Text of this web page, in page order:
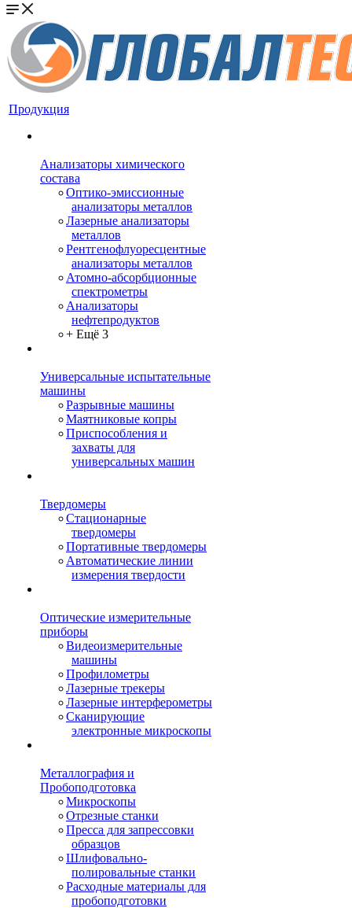
Продукция
Анализаторы химического
состава
Оптико-эмиссионные
анализаторы металлов
Лазерные анализаторы
металлов
Рентгенофлуоресцентные
анализаторы металлов
Атомно-абсорбционные
спектрометры
Анализаторы
нефтепродуктов
+ Ещё 3
Универсальные испытательные
машины
Разрывные машины
Маятниковые копры
Приспособления и
захваты для
универсальных машин
Твердомеры
Стационарные
твердомеры
Портативные твердомеры
Автоматические линии
измерения твердости
Оптические измерительные
приборы
Видеоизмерительные
машины
Профилометры
Лазерные трекеры
Лазерные интерферометры
Сканирующие
электронные микроскопы
Металлография и
Пробоподготовка
Микроскопы
Отрезные станки
Пресса для запрессовки
образцов
Шлифовально-
полировальные станки
Расходные материалы для
пробоподготовки